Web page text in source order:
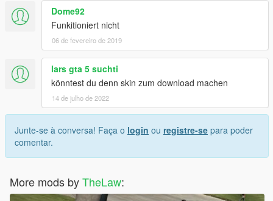
Dome92
Funkitioniert nicht
06 de fevereiro de 2019
lars gta 5 suchti
könntest du denn skin zum download machen
14 de julho de 2022
Junte-se à conversa! Faça o login ou registre-se para poder
comentar.
More mods byTheLaw: